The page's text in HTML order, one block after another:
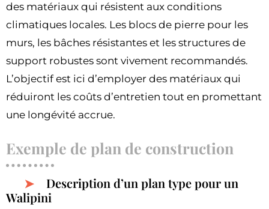
des matériaux qui résistent aux conditions
climatiques locales. Les blocs de pierre pour les
murs, les bâches résistantes et les structures de
support robustes sont vivement recommandés.
L’objectif est ici d’employer des matériaux qui
réduiront les coûts d’entretien tout en promettant
une longévité accrue.
Exemple de plan de construction
Description d’un plan type pour un
Walipini